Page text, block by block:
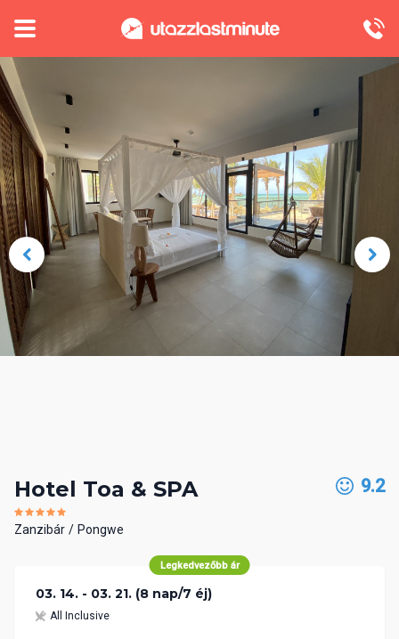
Hotel Toa & SPA
Zanzibár Pongwe
9.2
Legkedvezőbb ár
03. 14. - 03. 21. (8 nap/7 éj)
All Inclusive